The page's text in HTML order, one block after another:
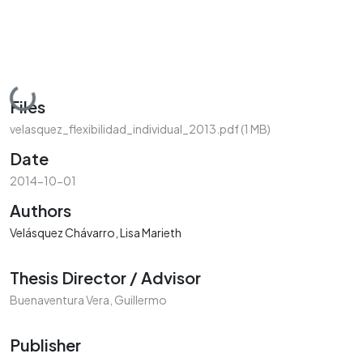
Loading...
Files
velasquez_flexibilidad_individual_2013.pdf(1 MB)
Date
2014-10-01
Authors
Velásquez Chávarro, Lisa Marieth
Thesis Director / Advisor
Buenaventura Vera, Guillermo
Publisher